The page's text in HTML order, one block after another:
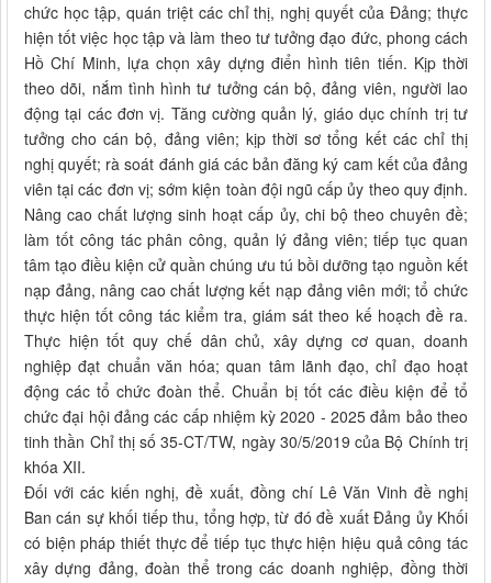
chức học tập, quán triệt các chỉ thị, nghị quyết của Đảng; thực
hiện tốt việc học tập và làm theo tư tưởng đạo đức, phong cách
Hồ Chí Minh, lựa chọn xây dựng điển hình tiên tiến. Kịp thời
theo dõi, nắm tình hình tư tưởng cán bộ, đảng viên, người lao
động tại các đơn vị. Tăng cường quản lý, giáo dục chính trị tư
tưởng cho cán bộ, đảng viên; kịp thời sơ tổng kết các chỉ thị
nghị quyết; rà soát đánh giá các bản đăng ký cam kết của đảng
viên tại các đơn vị; sớm kiện toàn đội ngũ cấp ủy theo quy định.
Nâng cao chất lượng sinh hoạt cấp ủy, chi bộ theo chuyên đề;
làm tốt công tác phân công, quản lý đảng viên; tiếp tục quan
tâm tạo điều kiện cử quần chúng ưu tú bồi dưỡng tạo nguồn kết
nạp đảng, nâng cao chất lượng kết nạp đảng viên mới; tổ chức
thực hiện tốt công tác kiểm tra, giám sát theo kế hoạch đề ra.
Thực hiện tốt quy chế dân chủ, xây dựng cơ quan, doanh
nghiệp đạt chuẩn văn hóa; quan tâm lãnh đạo, chỉ đạo hoạt
động các tổ chức đoàn thể. Chuẩn bị tốt các điều kiện để tổ
chức đại hội đảng các cấp nhiệm kỳ 2020 - 2025 đảm bảo theo
tinh thần Chỉ thị số 35-CT/TW, ngày 30/5/2019 của Bộ Chính trị
khóa XII.
Đối với các kiến nghị, đề xuất, đồng chí Lê Văn Vinh đề nghị
Ban cán sự khối tiếp thu, tổng hợp, từ đó đề xuất Đảng ủy Khối
có biện pháp thiết thực để tiếp tục thực hiện hiệu quả công tác
xây dựng đảng, đoàn thể trong các doanh nghiệp, đồng thời